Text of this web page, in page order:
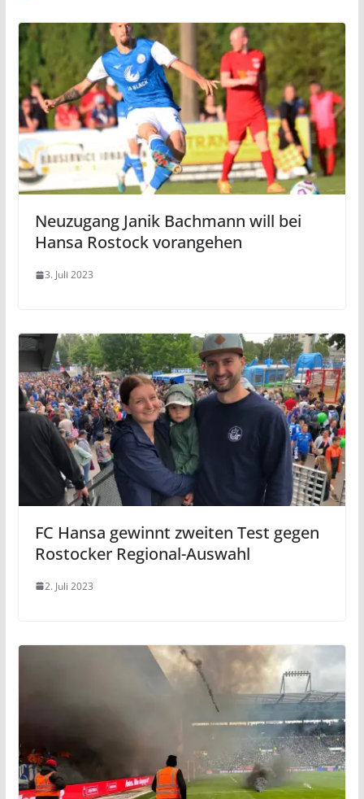
Neuzugang Janik Bachmann will bei
Hansa Rostock vorangehen
3. Juli 2023
FC Hansa gewinnt zweiten Test gegen
Rostocker Regional-Auswahl
2. Juli 2023